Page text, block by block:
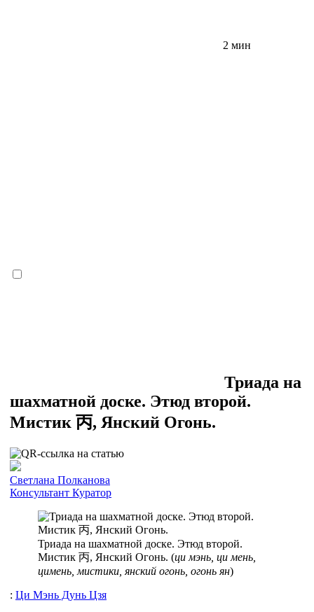
2 мин
Триада на
шахматной доске. Этюд второй.
Мистик 丙, Янский Огонь.
Cветлана Полканова
Консультант Куратор
Триада на шахматной доске. Этюд второй.
Мистик 丙, Янский Огонь. (ци мэнь, ци мень,
цимень, мистики, янский огонь, огонь ян)
: Ци Мэнь Дунь Цзя